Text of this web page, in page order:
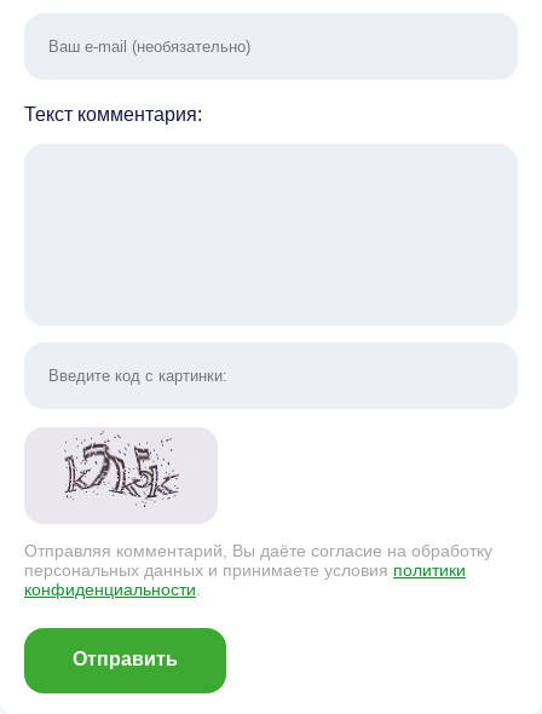
Текст комментария:
Отправляя комментарий, Вы даёте согласие на обработку
персональных данных и принимаете условия политики
конфиденциальности.
Отправить